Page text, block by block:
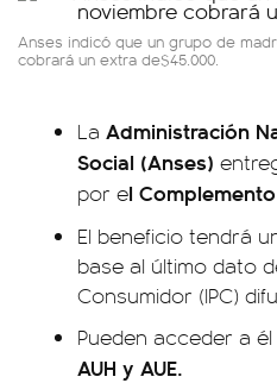
Anses indicó que un grupo de
cobrará un extra de$45.000.
La Administración
Social (Anses)
por el
El beneficio tendrá
base al último dato
Consumidor (IPC)
Pueden acceder a
AUH y AUE.